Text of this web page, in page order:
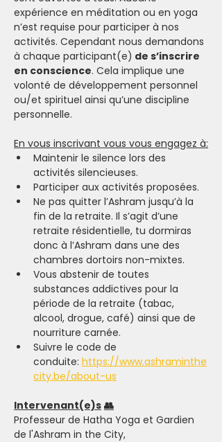
expérience en méditation ou en yoga
n’est requise pour participer à nos
activités. Cependant nous demandons
à chaque participant(e) de s’inscrire
en conscience. Cela implique une
volonté de développement personnel
ou/et spirituel ainsi qu’une discipline
personnelle.
En vous inscrivant vous vous engagez à:
Maintenir le silence lors des
activités silencieuses.
Participer aux activités proposées.
Ne pas quitter l’Ashram jusqu’à la
fin de la retraite. Il s’agit d’une
retraite résidentielle, tu dormiras
donc à l’Ashram dans une des
chambres dortoirs non-mixtes.
Vous abstenir de toutes
substances addictives pour la
période de la retraite (tabac,
alcool, drogue, café) ainsi que de
nourriture carnée.
Suivre le code de
conduite: https://www.ashraminthe
city.be/about-us
Intervenant(e)s 👥
Professeur de Hatha Yoga et Gardien
de l'Ashram in the City,